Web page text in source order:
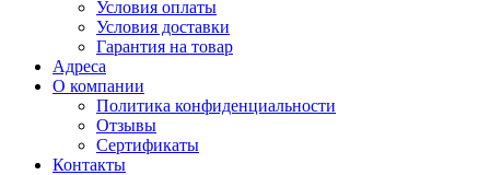
Условия оплаты
Условия доставки
Гарантия на товар
Адреса
О компании
Политика конфиденциальности
Отзывы
Сертификаты
Контакты